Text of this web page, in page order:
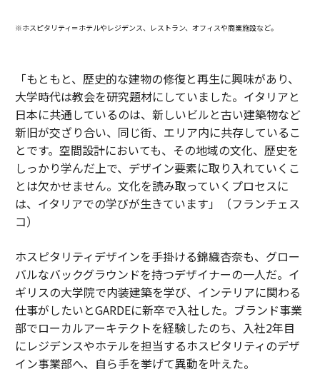
※ホスピタリティ＝ホテルやレジデンス、レストラン、オフィスや商業施設など。
「もともと、歴史的な建物の修復と再生に興味があり、
大学時代は教会を研究題材にしていました。イタリアと
日本に共通しているのは、新しいビルと古い建築物など
新旧が交ざり合い、同じ街、エリア内に共存しているこ
とです。空間設計においても、その地域の文化、歴史を
しっかり学んだ上で、デザイン要素に取り入れていくこ
とは欠かせません。文化を読み取っていくプロセスに
は、イタリアでの学びが生きています」（フランチェス
コ）
ホスピタリティデザインを手掛ける錦織杏奈も、グロー
バルなバックグラウンドを持つデザイナーの一人だ。イ
ギリスの大学院で内装建築を学び、インテリアに関わる
仕事がしたいとGARDEに新卒で入社した。ブランド事業
部でローカルアーキテクトを経験したのち、入社2年目
にレジデンスやホテルを担当するホスピタリティのデザ
イン事業部へ、自ら手を挙げて異動を叶えた。